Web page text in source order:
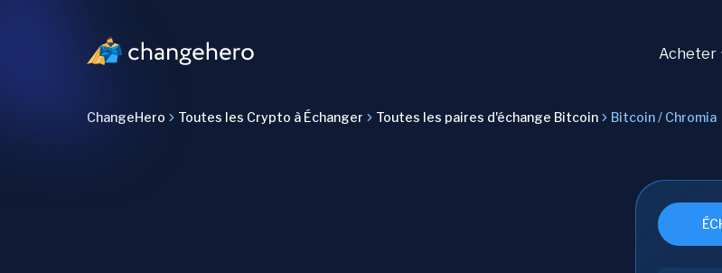
Acheter
ChangeHero Toutes les Crypto à Échanger Toutes les paires d'échange Bitcoin Bitcoin / Chromia